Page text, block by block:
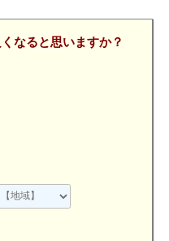
なると思いますか？